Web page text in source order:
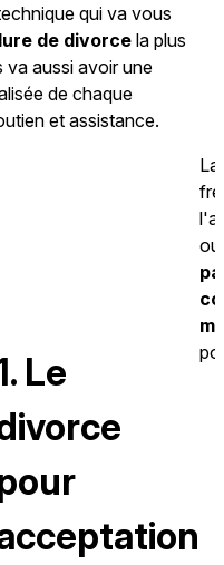
qui va vous
de divorcela plus
va aussi avoir une
de chaque
et assistance.
Le
ou